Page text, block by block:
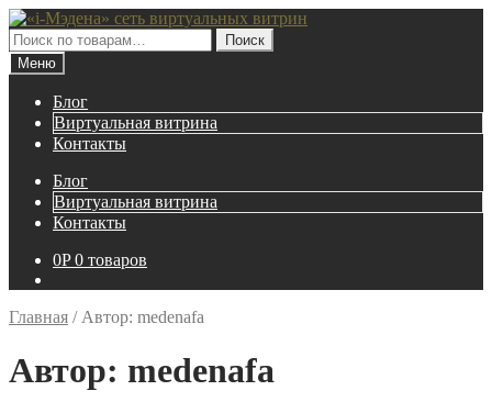
Перейти
к
навигации
Перейти
к
содержимому
Искать:
Поиск
Меню
Блог
Виртуальная витрина
Контакты
Блог
Виртуальная витрина
Контакты
0P 0 товаров
Главная / Автор: medenafa
Автор: medenafa